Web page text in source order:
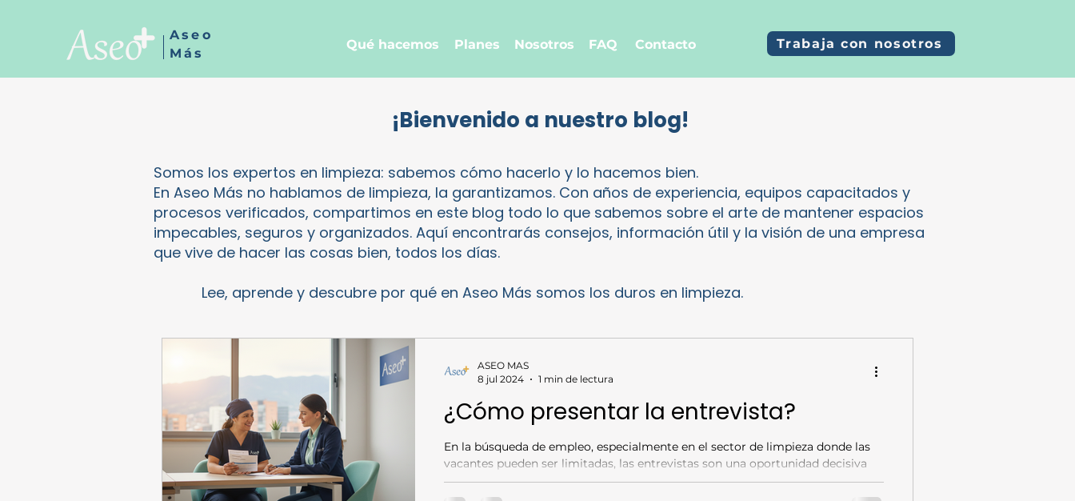
Aseo
Más
Qué hacemos Planes Nosotros FAQ Contacto Trabaja con nosotros
¡Bienvenido a nuestro blog!
¿Cómo presentar la entrevista?
En la búsqueda de empleo, especialmente en el sector de limpieza donde las
vacantes pueden ser limitadas, las entrevistas son una oportunidad decisiva
para demostrar tu valor.
ASEO MAS
8 jul 2024
1 min de lectura
Somos los expertos en limpieza: sabemos cómo hacerlo y lo hacemos bien.
En Aseo Más no hablamos de limpieza, la garantizamos. Con años de experiencia, equipos capacitados y
procesos verificados, compartimos en este blog todo lo que sabemos sobre el arte de mantener espacios
impecables, seguros y organizados. Aquí encontrarás consejos, información útil y la visión de una empresa
que vive de hacer las cosas bien, todos los días.
Lee, aprende y descubre por qué en Aseo Más somos los duros en limpieza.